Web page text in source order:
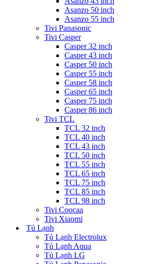
Asanzo 50 inch
Asanzo 55 inch
Tivi Panasonic
Tivi Casper
Casper 32 inch
Casper 43 inch
Casper 50 inch
Casper 55 inch
Casper 58 inch
Casper 65 inch
Casper 75 inch
Casper 86 inch
Tivi TCL
TCL 32 inch
TCL 40 inch
TCL 43 inch
TCL 50 inch
TCL 55 inch
TCL 65 inch
TCL 75 inch
TCL 85 inch
TCL 98 inch
Tivi Coocaa
Tivi Xiaomi
Tủ Lạnh
Tủ Lạnh Electrolux
Tủ Lạnh Aqua
Tủ Lạnh LG